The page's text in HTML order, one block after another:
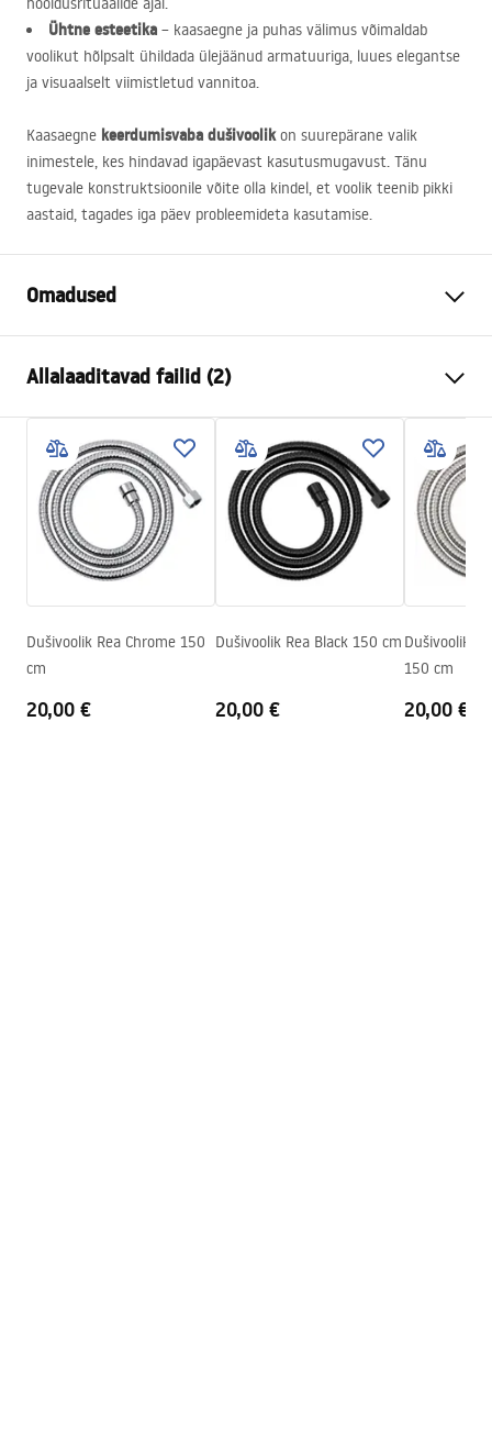
Ühtne esteetika – kaasaegne ja puhas välimus võimaldab
voolikut hõlpsalt ühildada ülejäänud armatuuriga, luues elegantse
ja visuaalselt viimistletud vannitoa.
Kaasaegne keerdumisvaba dušivoolikon suurepärane valik
inimestele, kes hindavad igapäevast kasutusmugavust. Tänu
tugevale konstruktsioonile võite olla kindel, et voolik teenib pikki
aastaid, tagades iga päev probleemideta kasutamise.
Omadused
Garantii
Materjal
messingist, PVC, rubber
Kaal
1kg
Tootja kood
JS-017
Värv
Chrome
Allalaaditavad failid (2)
Turvalisuse teave
WARUNKI_BEZPIECZENSTWA_AKCESORIA_LAZIENKOWE.
Garantiitingimused
Warranty_Terms_and_Conditions_Accessories_-_24.pdf
Dušivoolik Rea Chrome 150
cm
20,00 €
Dušivoolik Rea Black 150 cm
20,00 €
Dušivoolik
150 cm
20,00 €